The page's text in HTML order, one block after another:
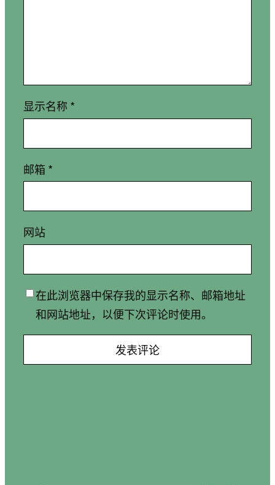
显示名称 *
邮箱 *
网站
在此浏览器中保存我的显示名称、邮箱地址
和网站地址，以便下次评论时使用。